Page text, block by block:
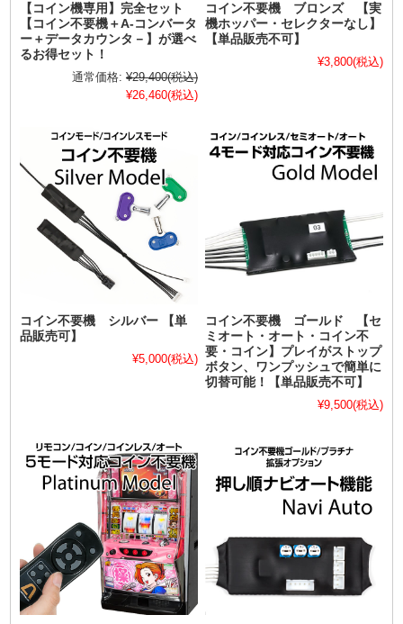
【コイン機専用】完全セット
【コイン不要機＋A-コンバータ
ー＋データカウンタ－】が選べ
るお得セット！
通常価格: ¥29,400(税込)
¥26,460(税込)
コイン不要機 ブロンズ 【実
機ホッパー・セレクターなし】
【単品販売不可】
¥3,800(税込)
コイン不要機 シルバー 【単
品販売可】
¥5,000(税込)
コイン不要機 ゴールド 【セ
ミオート・オート・コイン不
要・コイン】プレイがストップ
ボタン、ワンプッシュで簡単に
切替可能！【単品販売不可】
¥9,500(税込)